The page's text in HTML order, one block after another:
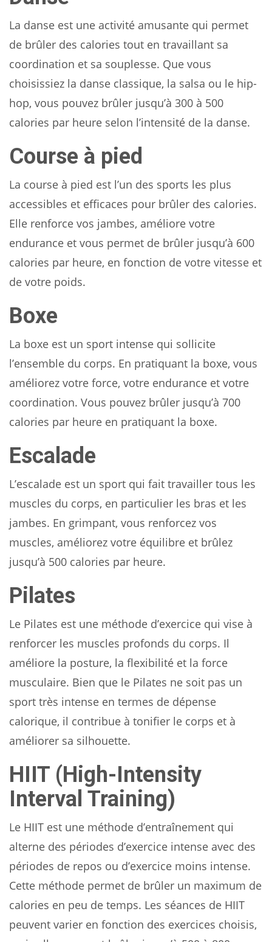
La danse est une activité amusante qui permet
de brûler des calories tout en travaillant sa
coordination et sa souplesse. Que vous
choisissiez la danse classique, la salsa ou le hip-
hop, vous pouvez brûler jusqu’à 300 à 500
calories par heure selon l’intensité de la danse.
Course à pied
La course à pied est l’un des sports les plus
accessibles et efficaces pour brûler des calories.
Elle renforce vos jambes, améliore votre
endurance et vous permet de brûler jusqu’à 600
calories par heure, en fonction de votre vitesse et
de votre poids.
Boxe
La boxe est un sport intense qui sollicite
l’ensemble du corps. En pratiquant la boxe, vous
améliorez votre force, votre endurance et votre
coordination. Vous pouvez brûler jusqu’à 700
calories par heure en pratiquant la boxe.
Escalade
L’escalade est un sport qui fait travailler tous les
muscles du corps, en particulier les bras et les
jambes. En grimpant, vous renforcez vos
muscles, améliorez votre équilibre et brûlez
jusqu’à 500 calories par heure.
Pilates
Le Pilates est une méthode d’exercice qui vise à
renforcer les muscles profonds du corps. Il
améliore la posture, la flexibilité et la force
musculaire. Bien que le Pilates ne soit pas un
sport très intense en termes de dépense
calorique, il contribue à tonifier le corps et à
améliorer sa silhouette.
HIIT (High-Intensity
Interval Training)
Le HIIT est une méthode d’entraînement qui
alterne des périodes d’exercice intense avec des
périodes de repos ou d’exercice moins intense.
Cette méthode permet de brûler un maximum de
calories en peu de temps. Les séances de HIIT
peuvent varier en fonction des exercices choisis,